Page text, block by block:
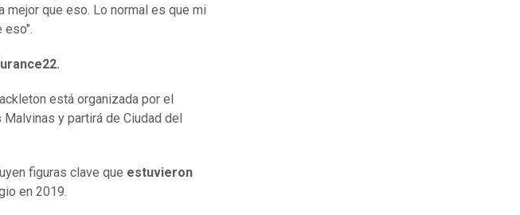
mejor que eso. Lo normal es que mi
eso".
está organizada por el
y partirá de Ciudad del
figuras clave que estuvieron
en 2019.